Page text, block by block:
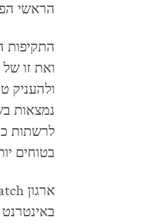
הראשי
התקיפות
ואת זו
ולהעניק
נמצאות
לרשתות
בטוחים